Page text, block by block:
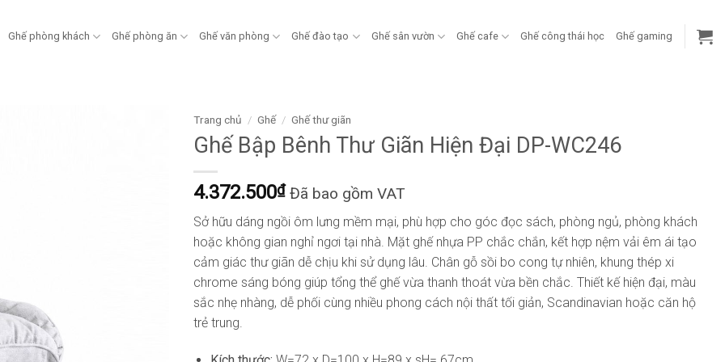
Ghế phòng khách Ghế phòng ăn Ghế văn phòng Ghế đào tạo Ghế sân vườn Ghế cafe Ghế công thái học Ghế gaming
Trang chủ / Ghế / Ghế thư giãn
Ghế Bập Bênh Thư Giãn Hiện Đại DP-WC246
4.372.500₫ Đã bao gồm VAT
Sở hữu dáng ngồi ôm lưng mềm mại, phù hợp cho góc đọc sách, phòng ngủ, phòng khách
hoặc không gian nghỉ ngơi tại nhà. Mặt ghế nhựa PP chắc chắn, kết hợp nệm vải êm ái tạo
cảm giác thư giãn dễ chịu khi sử dụng lâu. Chân gỗ sồi bo cong tự nhiên, khung thép xi
chrome sáng bóng giúp tổng thể ghế vừa thanh thoát vừa bền chắc. Thiết kế hiện đại, màu
sắc nhẹ nhàng, dễ phối cùng nhiều phong cách nội thất tối giản, Scandinavian hoặc căn hộ
trẻ trung.